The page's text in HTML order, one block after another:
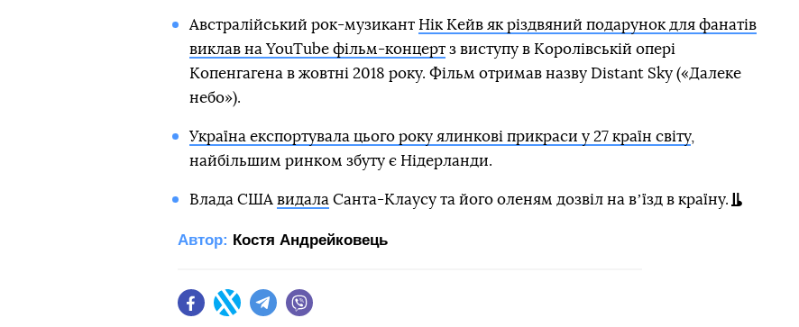
Австралійський рок-музикант Нік Кейв як різдвяний подарунок для фанатів
виклав на YouTube фільм-концертз виступу в Королівській опері
Копенгагена в жовтні 2018 року. Фільм отримав назву Distant Sky («Далеке
небо»).
Україна експортувала цього року ялинкові прикраси у 27 країн світу,
найбільшим ринком збуту є Нідерланди.
Влада США видала Санта-Клаусу та його оленям дозвіл на вʼїзд в країну.
Автор: Костя Андрейковець
FacebookTwitter Telegram